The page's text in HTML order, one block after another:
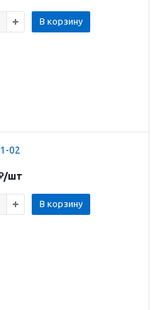
В корзину
02
/шт
В корзину